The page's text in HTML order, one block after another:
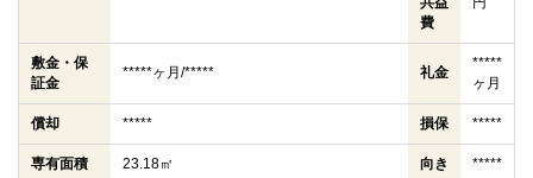
費
敷金・保
証金
*****ヶ月/***** 礼金
*****
ヶ月
償却 ***** 損保 *****
専有面積 23.18㎡ 向き *****